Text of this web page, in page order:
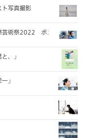
写真撮影
芸術祭2022 ポスター撮影
、」
」